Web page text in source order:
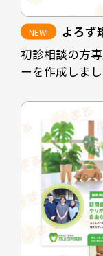
よろず
初診相談の方
ーを作成しまし
れた方や、電
を取りやすく
診療時間を掲
時間の選定を
instagramなど
な配置にして
担当デザイ